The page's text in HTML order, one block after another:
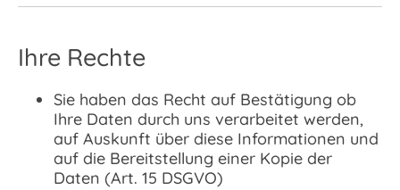
Ihre Rechte
Sie haben das Recht auf Bestätigung ob
Ihre Daten durch uns verarbeitet werden,
auf Auskunft über diese Informationen und
auf die Bereitstellung einer Kopie der
Daten (Art. 15 DSGVO)